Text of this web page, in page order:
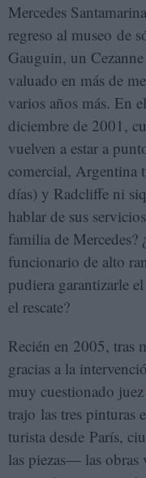
Mercedes
regreso al museo de
Gauguin, un
valuado en más de
varios años más. En
diciembre de 2001,
vuelven a estar a
comercial, Argentina
días) y Radcliffe ni
hablar de sus
familia de Mercedes?
funcionario de alto
pudiera garantizarle
el rescate?
Recién en 2005, tras
gracias a la
muy cuestionado juez
trajo las tres pinturas
turista desde París,
las piezas— las